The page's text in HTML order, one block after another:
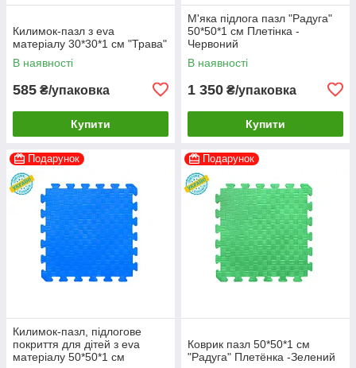
Килимок-пазл з eva
матеріалу 30*30*1 см "Трава"
В наявності
585 ₴/упаковка
Купити
М'яка підлога пазл "Радуга"
50*50*1 см Плетінка -
Червоний
В наявності
1 350 ₴/упаковка
Купити
Подарунок
Килимок-пазл, підлогове
покриття для дітей з eva
матеріалу 50*50*1 см
Подарунок
Коврик пазл 50*50*1 см
"Радуга" Плетёнка -Зелений